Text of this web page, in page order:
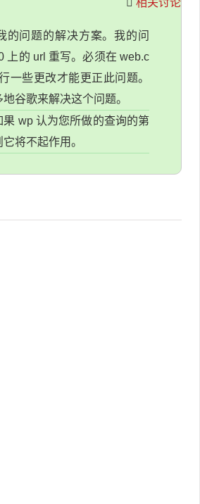
相关讨论
的问题的解决方案。我的问
上的 url 重写。必须在 web.c
一些更改才能更正此问题。
谷歌来解决这个问题。
果 wp 认为您所做的查询的第
将不起作用。